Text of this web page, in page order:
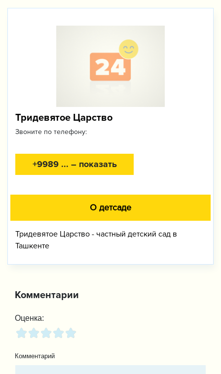
Тридевятое Царство
Звоните по телефону:
+9989 ... – показать
О детсаде
Тридевятое Царство - частный детский сад в
Ташкенте
Комментарии
Оценка:
Комментарий